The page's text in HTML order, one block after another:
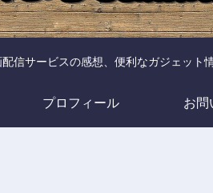
信サービスの感想、便利なガジェット
プロフィール お問